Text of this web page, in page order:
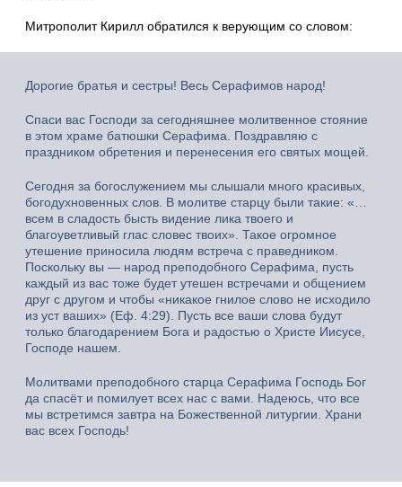
Митрополит Кирилл обратился к верующим со словом:
Дорогие братья и сестры! Весь Серафимов народ!
Спаси вас Господи за сегодняшнее молитвенное стояние
в этом храме батюшки Серафима. Поздравляю с
праздником обретения и перенесения его святых мощей.
Сегодня за богослужением мы слышали много красивых,
богодухновенных слов. В молитве старцу были такие: «…
всем в сладость бысть видение лика твоего и
благоуветливый глас словес твоих». Такое огромное
утешение приносила людям встреча с праведником.
Поскольку вы — народ преподобного Серафима, пусть
каждый из вас тоже будет утешен встречами и общением
друг с другом и чтобы «никакое гнилое слово не исходило
из уст ваших» (Еф. 4:29). Пусть все ваши слова будут
только благодарением Бога и радостью о Христе Иисусе,
Господе нашем.
Молитвами преподобного старца Серафима Господь Бог
да спасёт и помилует всех нас с вами. Надеюсь, что все
мы встретимся завтра на Божественной литургии. Храни
вас всех Господь!